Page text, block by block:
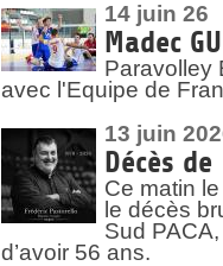
14 juin 26
Madec
Paravolley
avec l'Equipe de
13 juin
Décès de
Ce matin
le décès
Sud
d’avoir 56 ans.